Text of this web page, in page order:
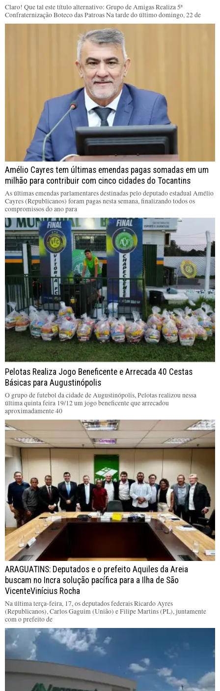
Claro! Que tal este título alternativo: Grupo de Amigas Realiza 5ª
Confraternização Boteco das Patroas Na tarde do último domingo, 22 de
Amélio Cayres tem últimas emendas pagas somadas em um
milhão para contribuir com cinco cidades do Tocantins
As últimas emendas parlamentares destinadas pelo deputado estadual Amélio
Cayres (Republicanos) foram pagas nesta semana, finalizando todos os
compromissos do ano para
Pelotas Realiza Jogo Beneficente e Arrecada 40 Cestas
Básicas para Augustinópolis
O grupo de futebol da cidade de Augustinópolis, Pelotas realizou nessa
última quinta feira 19/12 um jogo beneficente que arrecadou
aproximadamente 40
ARAGUATINS: Deputados e o prefeito Aquiles da Areia
buscam no Incra solução pacífica para a Ilha de São
VicenteVinícius Rocha
Na última terça-feira, 17, os deputados federais Ricardo Ayres
(Republicanos), Carlos Gaguim (União) e Filipe Martins (PL), juntamente
com o prefeito de